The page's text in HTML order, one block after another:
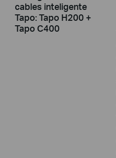
cables inteligente
Tapo: Tapo H200 +
Tapo C400